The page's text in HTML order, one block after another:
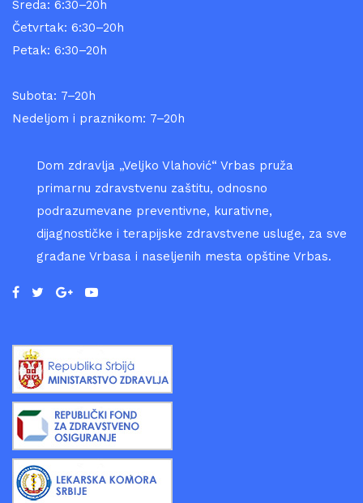
Sreda: 6:30–20h
Četvrtak: 6:30–20h
Petak: 6:30–20h
Subota: 7–20h
Nedeljom i praznikom: 7–20h
Dom zdravlja „Veljko Vlahović“ Vrbas pruža
primarnu zdravstvenu zaštitu, odnosno
podrazumevane preventivne, kurativne,
dijagnostičke i terapijske zdravstvene usluge, za sve
građane Vrbasa i naseljenih mesta opštine Vrbas.